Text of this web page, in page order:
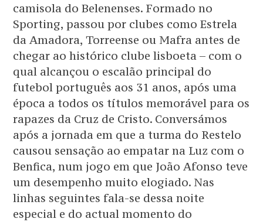
camisola do Belenenses. Formado no
Sporting, passou por clubes como Estrela
da Amadora, Torreense ou Mafra antes de
chegar ao histórico clube lisboeta – com o
qual alcançou o escalão principal do
futebol português aos 31 anos, após uma
época a todos os títulos memorável para os
rapazes da Cruz de Cristo. Conversámos
após a jornada em que a turma do Restelo
causou sensação ao empatar na Luz com o
Benfica, num jogo em que João Afonso teve
um desempenho muito elogiado. Nas
linhas seguintes fala-se dessa noite
especial e do actual momento do